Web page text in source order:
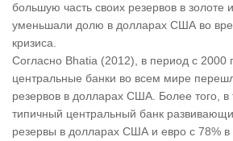
большую часть своих резервов в золоте
уменьшали долю в долларах США во
кризиса.
Согласно Bhatia (2012), в период с 2000
центральные банки во всем мире
резервов в долларах США. Более того, в
типичный центральный банк
резервы в долларах США и евро с 78% в